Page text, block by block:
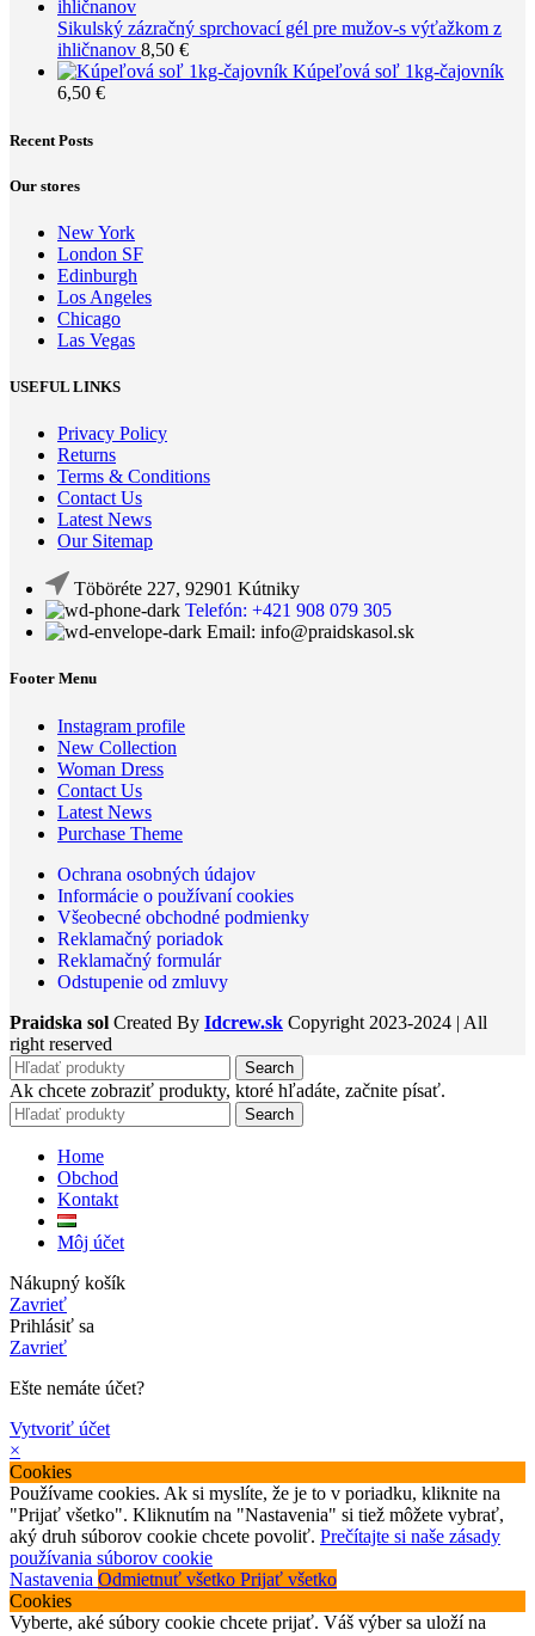
Sikulský zázračný sprchovací gél pre mužov-s výťažkom z
ihličnanov 8,50 €
Kúpeľová soľ 1kg-čajovník
6,50 €
Recent Posts
Our stores
New York
London SF
Edinburgh
Los Angeles
Chicago
Las Vegas
USEFUL LINKS
Privacy Policy
Returns
Terms & Conditions
Contact Us
Latest News
Our Sitemap
Töböréte 227, 92901 Kútniky
Telefón: +421 908 079 305
Email: info@praidskasol.sk
Footer Menu
Instagram profile
New Collection
Woman Dress
Contact Us
Latest News
Purchase Theme
Ochrana osobných údajov
Informácie o používaní cookies
Všeobecné obchodné podmienky
Reklamačný poriadok
Reklamačný formulár
Odstupenie od zmluvy
Praidska sol Created By Idcrew.sk Copyright 2023-2024 | All
right reserved
Search
Ak chcete zobraziť produkty, ktoré hľadáte, začnite písať.
Search
Home
Obchod
Kontakt
Môj účet
Nákupný košík
Zavrieť
Prihlásiť sa
Zavrieť
Ešte nemáte účet?
Vytvoriť účet
×
Cookies
Používame cookies. Ak si myslíte, že je to v poriadku, kliknite na
"Prijať všetko". Kliknutím na "Nastavenia" si tiež môžete vybrať,
aký druh súborov cookie chcete povoliť. Prečítajte si naše zásady
používania súborov cookie
Nastavenia Odmietnuť všetko Prijať všetko
Cookies
Vyberte, aké súbory cookie chcete prijať. Váš výber sa uloží na